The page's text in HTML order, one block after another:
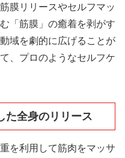
膜リリースやセルフマッ
「筋膜」の癒着を剥がす
域を劇的に広げることが
、プロのようなセルフケ
た全身のリリース
を利用して筋肉をマッサ